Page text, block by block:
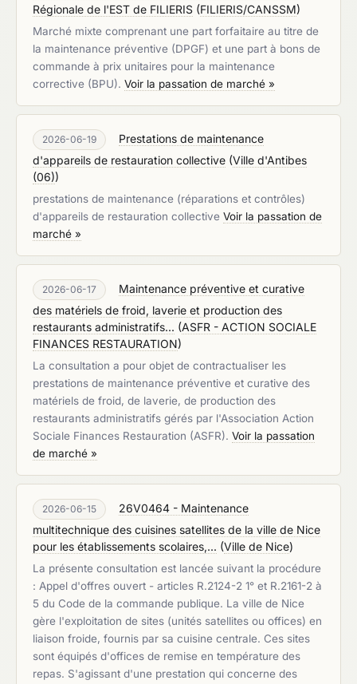
Régionale de l'EST de FILIERIS (FILIERIS/CANSSM)
Marché mixte comprenant une part forfaitaire au titre de
la maintenance préventive (DPGF) et une part à bons de
commande à prix unitaires pour la maintenance
corrective (BPU). Voir la passation de marché »
2026-06-19
Prestations de maintenance
d'appareils de restauration collective (Ville d'Antibes
(06))
prestations de maintenance (réparations et contrôles)
d'appareils de restauration collective Voir la passation de
marché »
2026-06-17
Maintenance préventive et curative
des matériels de froid, laverie et production des
restaurants administratifs... (ASFR - ACTION SOCIALE
FINANCES RESTAURATION)
La consultation a pour objet de contractualiser les
prestations de maintenance préventive et curative des
matériels de froid, de laverie, de production des
restaurants administratifs gérés par l'Association Action
Sociale Finances Restauration (ASFR). Voir la passation
de marché »
2026-06-15
26V0464 - Maintenance
multitechnique des cuisines satellites de la ville de Nice
pour les établissements scolaires,... (Ville de Nice)
La présente consultation est lancée suivant la procédure
: Appel d'offres ouvert - articles R.2124-2 1° et R.2161-2 à
5 du Code de la commande publique. La ville de Nice
gère l'exploitation de sites (unités satellites ou offices) en
liaison froide, fournis par sa cuisine centrale. Ces sites
sont équipés d'offices de remise en température des
repas. S'agissant d'une prestation qui concerne des